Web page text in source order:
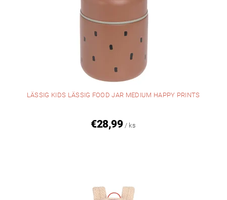
LÄSSIG KIDS LÄSSIG FOOD JAR MEDIUM HAPPY PRINTS
€28,99 / ks